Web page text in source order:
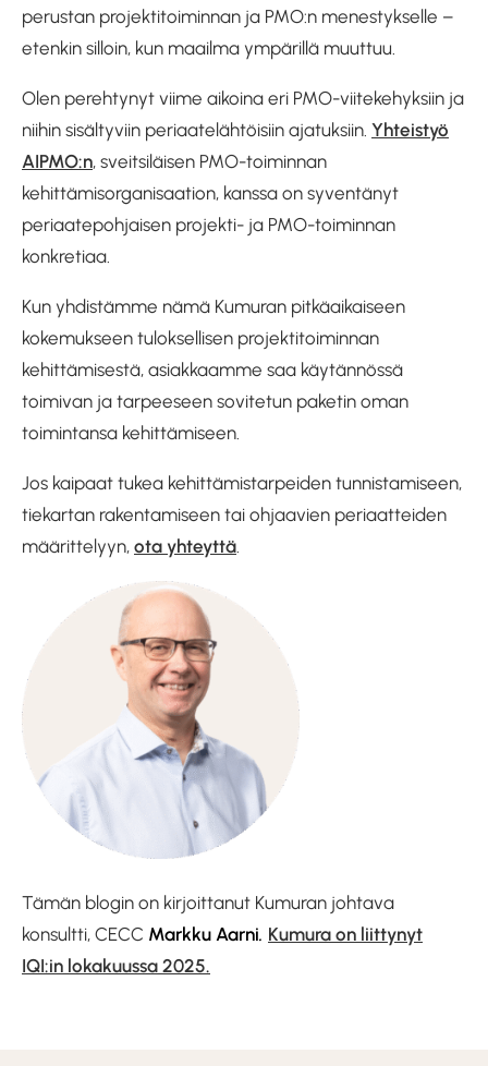
perustan projektitoiminnan ja PMO:n menestykselle –
etenkin silloin, kun maailma ympärillä muuttuu.
Olen perehtynyt viime aikoina eri PMO-viitekehyksiin ja
niihin sisältyviin periaatelähtöisiin ajatuksiin. Yhteistyö
AIPMO:n, sveitsiläisen PMO-toiminnan
kehittämisorganisaation, kanssa on syventänyt
periaatepohjaisen projekti- ja PMO-toiminnan
konkretiaa.
Kun yhdistämme nämä Kumuran pitkäaikaiseen
kokemukseen tuloksellisen projektitoiminnan
kehittämisestä, asiakkaamme saa käytännössä
toimivan ja tarpeeseen sovitetun paketin oman
toimintansa kehittämiseen.
Jos kaipaat tukea kehittämistarpeiden tunnistamiseen,
tiekartan rakentamiseen tai ohjaavien periaatteiden
määrittelyyn, ota yhteyttä
Tämän blogin on kirjoittanut Kumuran johtava
konsultti, CECC Markku Aarni. Kumura on liittynyt
IQI:in lokakuussa 2025.